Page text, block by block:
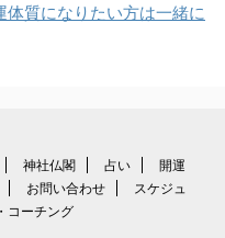
体質になりたい方は一緒に
神社仏閣 占い
開運
お問い合わせ
スケジュ
コーチング